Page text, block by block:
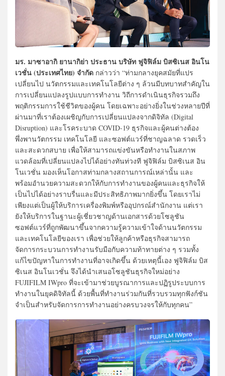
มร. มาซาอากิ ยานากิย่า ประธาน บริษัท ฟูจิฟิล์ม บิสซิเนส อินโน
เวชั่น (ประเทศไทย) จำกัด กล่าวว่า “ท่ามกลางยุคสมัยที่แปร
เปลี่ยนไป นวัตกรรมและเทคโนโลยีต่าง ๆ ล้วนมีบทบาทสำคัญใน
การเปลี่ยนแปลงรูปแบบการทำงาน วิถีการดำเนินธุรกิจรวมถึง
พฤติกรรมการใช้ชีวิตของผู้คน โดยเฉพาะอย่างยิ่งในช่วงหลายปีที่
ผ่านมาที่เราต้องเผชิญกับการเปลี่ยนแปลงจากดิจิทัล (Digital
Disruption) และโรคระบาด COVID-19 ธุรกิจและผู้คนต่างต้อง
พึ่งพานวัตกรรม เทคโนโลยี และซอฟต์แวร์ที่ชาญฉลาด รวดเร็ว
และสะดวกสบาย เพื่อให้สามารถแข่งขันหรือทำงานในสภาพ
แวดล้อมที่เปลี่ยนแปลงไปได้อย่างทันท่วงที ฟูจิฟิล์ม บิสซิเนส อิน
โนเวชั่น มองเห็นโอกาสท่ามกลางสถานการณ์เหล่านั้น และ
พร้อมอำนวยความสะดวกให้กับการทำงานของผู้คนและธุรกิจให้
เป็นไปได้อย่างราบรื่นและมีประสิทธิภาพมากยิ่งขึ้น โดยเราไม่
เพียงแต่เป็นผู้ให้บริการเครื่องพิมพ์หรืออุปกรณ์สำนักงาน แต่เรา
ยังให้บริการในฐานะผู้เชี่ยวชาญด้านเอกสารด้วยโซลูชัน
ซอฟต์แวร์ที่ถูกพัฒนาขึ้นจากความรู้ความเข้าใจด้านนวัตกรรม
และเทคโนโลยีของเรา เพื่อช่วยให้ลูกค้าหรือธุรกิจสามารถ
จัดการกระบวนการทำงานรับมือกับความท้าทายต่าง ๆ รวมทั้ง
แก้ไขปัญหาในการทำงานที่อาจเกิดขึ้น ด้วยเหตุนี้เอง ฟูจิฟิล์ม บิส
ซิเนส อินโนเวชั่น จึงได้นำเสนอโซลูชันธุรกิจใหม่อย่าง
FUJIFILM IWpro ที่จะเข้ามาช่วยบูรณาการและปฏิรูประบบการ
ทำงานในยุคดิจิทัลนี้ ด้วยพื้นที่ทำงานร่วมกันที่รวบรวมทุกฟังก์ชัน
จำเป็นสำหรับจัดการการทำงานอย่างครบวงจรให้กับทุกคน”